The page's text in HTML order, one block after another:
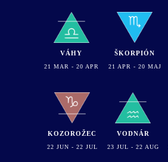
VÁHY
21 MAR - 20 APR
ŠKORPIÓN
21 APR - 20 MAJ
KOZOROŽEC
22 JUN - 22 JUL
VODNÁR
23 JUL - 22 AUG